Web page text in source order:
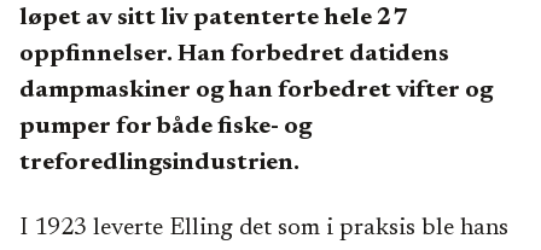
løpet av sitt liv patenterte hele 27
oppfinnelser. Han forbedret datidens
dampmaskiner og han forbedret vifter og
pumper for både fiske- og
treforedlingsindustrien.
I 1923 leverte Elling det som i praksis ble hans